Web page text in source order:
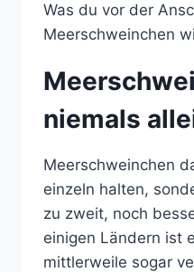
Was du vor der
Meerschweinchen
niemals
Meerschweinchen
einzeln halten,
zu zweit, noch
einigen Ländern ist
mittlerweile sogar